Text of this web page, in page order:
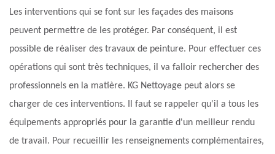
Les interventions qui se font sur les façades des maisons
peuvent permettre de les protéger. Par conséquent, il est
possible de réaliser des travaux de peinture. Pour effectuer ces
opérations qui sont très techniques, il va falloir rechercher des
professionnels en la matière. KG Nettoyage peut alors se
charger de ces interventions. Il faut se rappeler qu'il a tous les
équipements appropriés pour la garantie d'un meilleur rendu
de travail. Pour recueillir les renseignements complémentaires,